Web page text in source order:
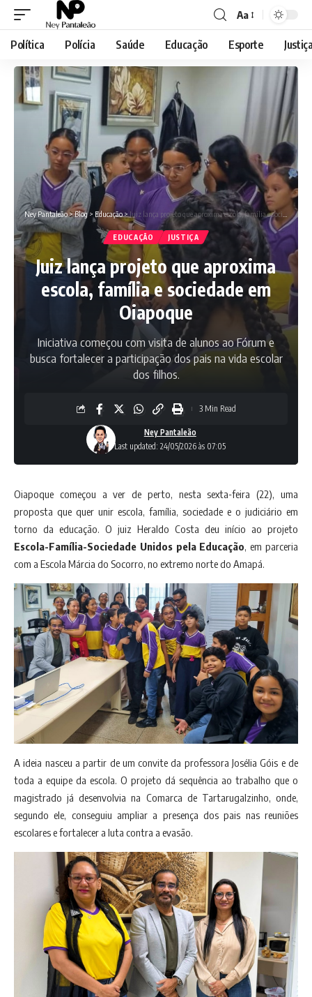
Font
Resizer
Aa
Política Polícia Saúde Educação Esporte
Ney Pantaleão>Blog> Educação> Juiz lança projeto que aproxima escola, família e sociedade em Oiapoque
EDUCAÇÃO JUSTIÇA
Juiz lança projeto que aproxima
escola, família e sociedade em
Oiapoque
Iniciativa começou com visita de alunos ao Fórum e
busca fortalecer a participação dos pais na vida escolar
dos filhos.
Last updated: 24/05/2026 às 07:05
Ney Pantaleão
3 Min Read
Oiapoque começou a ver de perto, nesta sexta-feira (22), uma
proposta que quer unir escola, família, sociedade e o judiciário em
torno da educação. O juiz Heraldo Costa deu início ao projeto
Escola-Família-Sociedade Unidos pela Educação, em parceria
com a Escola Márcia do Socorro, no extremo norte do Amapá.
A ideia nasceu a partir de um convite da professora Josélia Góis e de
toda a equipe da escola. O projeto dá sequência ao trabalho que o
magistrado já desenvolvia na Comarca de Tartarugalzinho, onde,
segundo ele, conseguiu ampliar a presença dos pais nas reuniões
escolares e fortalecer a luta contra a evasão.